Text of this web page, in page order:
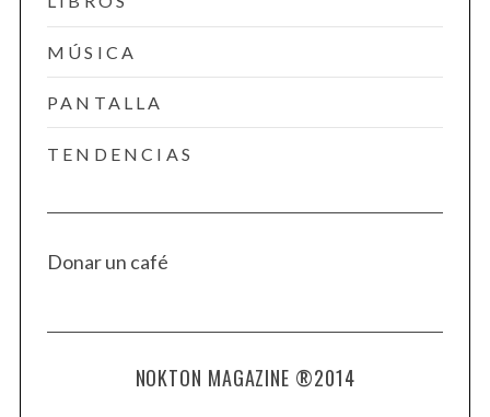
MÚSICA
PANTALLA
TENDENCIAS
Donar un café
NOKTON MAGAZINE ®2014